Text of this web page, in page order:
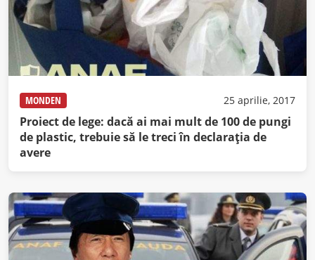
MONDEN 25 aprilie, 2017
Proiect de lege: dacă ai mai mult de 100 de pungi
de plastic, trebuie să le treci în declaraţia de
avere